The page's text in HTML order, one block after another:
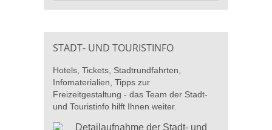
STADT- UND TOURISTINFO
Hotels, Tickets, Stadtrundfahrten,
Infomaterialien, Tipps zur
Freizeitgestaltung - das Team der Stadt-
und Touristinfo hilft Ihnen weiter.